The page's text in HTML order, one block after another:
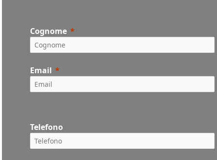
Cognome
Email
Telefono